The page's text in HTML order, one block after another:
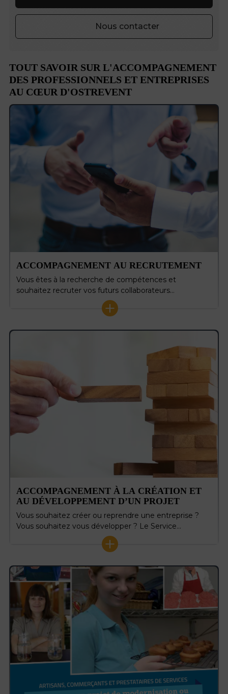
Nous contacter
TOUT SAVOIR SUR L'ACCOMPAGNEMENT
DES PROFESSIONNELS ET ENTREPRISES
AU CŒUR D'OSTREVENT
ACCOMPAGNEMENT AU RECRUTEMENT
Vous êtes à la recherche de compétences et
souhaitez recruter vos futurs collaborateurs…
+
ACCOMPAGNEMENT À LA CRÉATION ET
AU DÉVELOPPEMENT D’UN PROJET
Vous souhaitez créer ou reprendre une entreprise ?
Vous souhaitez vous développer ? Le Service…
+